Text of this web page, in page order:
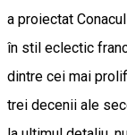
a proiectat
în stil eclectic
dintre cei mai
trei decenii ale